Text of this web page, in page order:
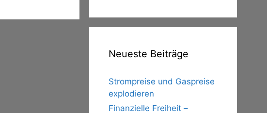
Neueste Beiträge
Strompreise und Gaspreise
explodieren
Finanzielle Freiheit –